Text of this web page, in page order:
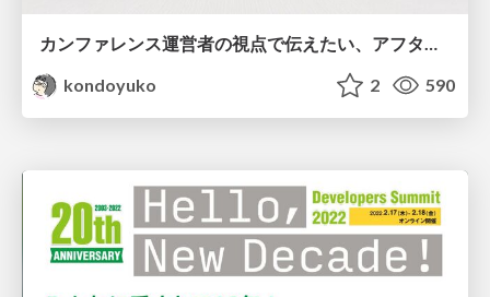
カンファレンス運営者の視点で伝えたい、アフターコロナのITコミュニティの未来 / The Future of IT Communities #OSO2023
kondoyuko
2 590